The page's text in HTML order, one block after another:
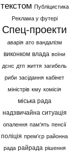
текстом Публіцистика
Реклама у футері
Спец-проекти
аварія ато вандалізм
виконком влада воїни
дснс дтп життя загибель
риби засідання кабінет
міністрів кму комісія
міська рада
надзвичайна ситуація
опалення пам'ять пенсії
поліція прем'єр районна
рада райрада рішення